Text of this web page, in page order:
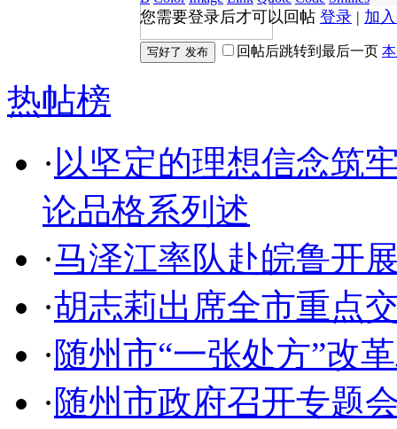
您需要登录后才可以回帖 登录 | 加
回帖后跳转到最后一页
热帖榜
·以坚定的理想信念筑
论品格系列述
·马泽江率队赴皖鲁开
·胡志莉出席全市重点
·随州市“一张处方”改
·随州市政府召开专题